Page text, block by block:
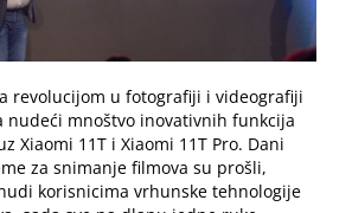
revolucijom u fotografiji i videografiji
nudeći mnoštvo inovativnih funkcija
Xiaomi 11T i Xiaomi 11T Pro. Dani
za snimanje filmova su prošli,
korisnicima vrhunske tehnologije